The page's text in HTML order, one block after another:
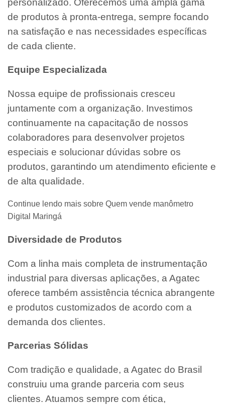
personalizado. Oferecemos uma ampla gama
de produtos à pronta-entrega, sempre focando
na satisfação e nas necessidades específicas
de cada cliente.
Equipe Especializada
Nossa equipe de profissionais cresceu
juntamente com a organização. Investimos
continuamente na capacitação de nossos
colaboradores para desenvolver projetos
especiais e solucionar dúvidas sobre os
produtos, garantindo um atendimento eficiente e
de alta qualidade.
Continue lendo mais sobre Quem vende manômetro
Digital Maringá
Diversidade de Produtos
Com a linha mais completa de instrumentação
industrial para diversas aplicações, a Agatec
oferece também assistência técnica abrangente
e produtos customizados de acordo com a
demanda dos clientes.
Parcerias Sólidas
Com tradição e qualidade, a Agatec do Brasil
construiu uma grande parceria com seus
clientes. Atuamos sempre com ética,